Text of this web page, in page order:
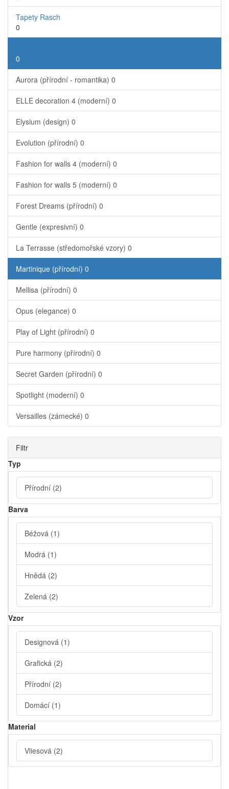
Tapety Rasch
0
0
Aurora (přírodní - romantika) 0
ELLE decoration 4 (moderní) 0
Elysium (design) 0
Evolution (přírodní) 0
Fashion for walls 4 (moderní) 0
Fashion for walls 5 (moderní) 0
Forest Dreams (přírodní) 0
Gentle (expresivní) 0
La Terrasse (středomořské vzory) 0
Martinique (přírodní) 0
Mellisa (přírodní) 0
Opus (elegance) 0
Play of Light (přírodní) 0
Pure harmony (přírodní) 0
Secret Garden (přírodní) 0
Spotlight (moderní) 0
Versailles (zámecké) 0
Filtr
Typ
Přírodní (2)
Barva
Béžová (1)
Modrá (1)
Hnědá (2)
Zelená (2)
Vzor
Designová (1)
Grafická (2)
Přírodní (2)
Domácí (1)
Material
Vliesová (2)